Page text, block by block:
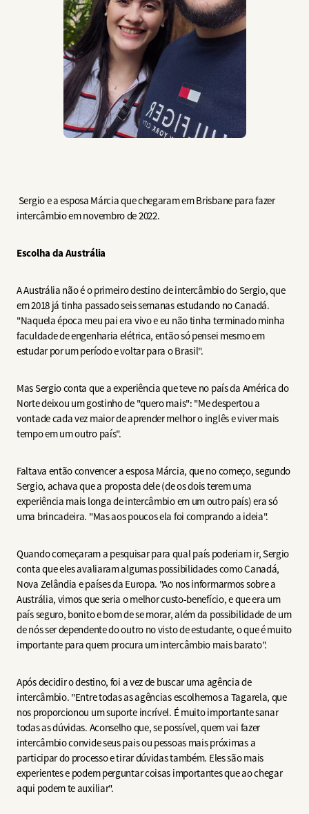
Sergio e a esposa Márcia que chegaram em Brisbane para fazer
intercâmbio em novembro de 2022.
Escolha da Austrália
A Austrália não é o primeiro destino de intercâmbio do Sergio, que
em 2018 já tinha passado seis semanas estudando no Canadá.
"Naquela época meu pai era vivo e eu não tinha terminado minha
faculdade de engenharia elétrica, então só pensei mesmo em
estudar por um período e voltar para o Brasil".
Mas Sergio conta que a experiência que teve no país da América do
Norte deixou um gostinho de "quero mais": "Me despertou a
vontade cada vez maior de aprender melhor o inglês e viver mais
tempo em um outro país".
Faltava então convencer a esposa Márcia, que no começo, segundo
Sergio, achava que a proposta dele (de os dois terem uma
experiência mais longa de intercâmbio em um outro país) era só
uma brincadeira. "Mas aos poucos ela foi comprando a ideia".
Quando começaram a pesquisar para qual país poderiam ir, Sergio
conta que eles avaliaram algumas possibilidades como Canadá,
Nova Zelândia e países da Europa. "Ao nos informarmos sobre a
Austrália, vimos que seria o melhor custo-benefício, e que era um
país seguro, bonito e bom de se morar, além da possibilidade de um
de nós ser dependente do outro no visto de estudante, o que é muito
importante para quem procura um intercâmbio mais barato".
Após decidir o destino, foi a vez de buscar uma agência de
intercâmbio. "Entre todas as agências escolhemos a Tagarela, que
nos proporcionou um suporte incrível. É muito importante sanar
todas as dúvidas. Aconselho que, se possível, quem vai fazer
intercâmbio convide seus pais ou pessoas mais próximas a
participar do processo e tirar dúvidas também. Eles são mais
experientes e podem perguntar coisas importantes que ao chegar
aqui podem te auxiliar".